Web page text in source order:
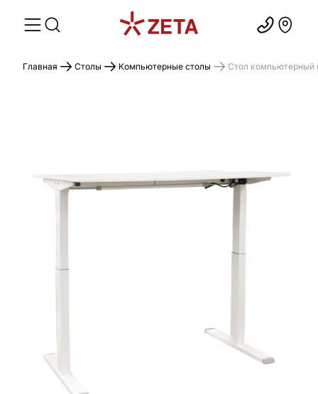
Главная Столы Компьютерные столы Стол компьютерный